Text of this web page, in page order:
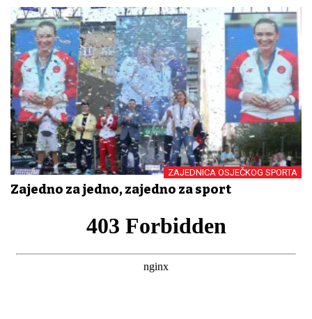
ZAJEDNICA OSJEČKOG SPORTA
Zajedno za jedno, zajedno za sport